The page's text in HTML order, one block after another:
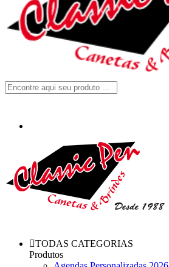
TODAS CATEGORIAS
Produtos